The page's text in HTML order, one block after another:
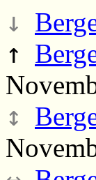
↓
↑
↕